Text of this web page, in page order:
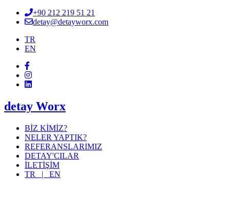
+90 212 219 51 21
detay@detayworx.com
TR
EN
detay Worx
BİZ KİMİZ?
NELER YAPTIK?
REFERANSLARIMIZ
DETAY'CILAR
İLETİŞİM
TR | EN